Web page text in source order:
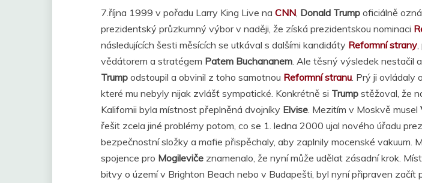
7.října 1999 v pořadu Larry King Live na CNN Donald Trump oficiálně
prezidentský průzkumný výbor v naději, že získá prezidentskou nominaci
následujících šesti měsících se utkával s dalšími kandidáty Reformní strany
vědátorem a stratégem Patem Buchananem . Ale těsný výsledek nestačil
Trump odstoupil a obvinil z toho samotnou Reformní stranu . Prý ji ovládaly
které mu nebyly nijak zvlášť sympatické. Konkrétně si Trump stěžoval, že
Kalifornii byla místnost přeplněná dvojníky Elvise . Mezitím v Moskvě musel
řešit zcela jiné problémy potom, co se 1. ledna 2000 ujal nového úřadu
bezpečnostní složky a mafie přispěchaly, aby zaplnily mocenské vakuum.
spojence pro Mogileviče znamenalo, že nyní může udělat zásadní krok.
bitvy o území v Brighton Beach nebo v Budapešti, byl nyní připraven začít